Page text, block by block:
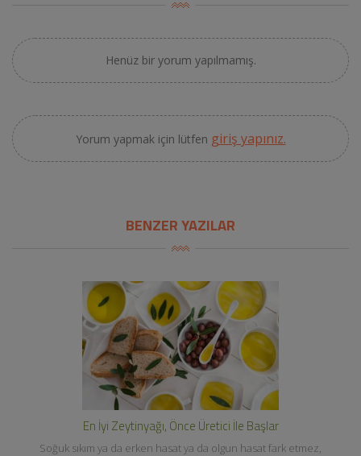
Henüz bir yorum yapılmamış.
Yorum yapmak için lütfen giriş yapınız.
BENZER YAZILAR
En İyi Zeytinyağı, Önce Üretici İle Başlar
Soğuk sıkım ya da erken hasat ya da olgun hasat fark etmez,